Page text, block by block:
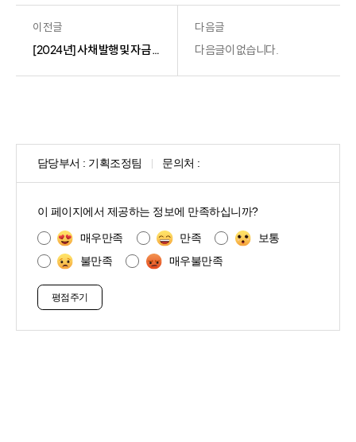
이전글
[2024년] 사채 발행 및 자금 차입 현황
다음글
다음글이 없습니다.
담당부서 : 기획조정팀 문의처 :
이 페이지에서 제공하는 정보에 만족하십니까?
매우만족 만족
보통
불만족
매우불만족